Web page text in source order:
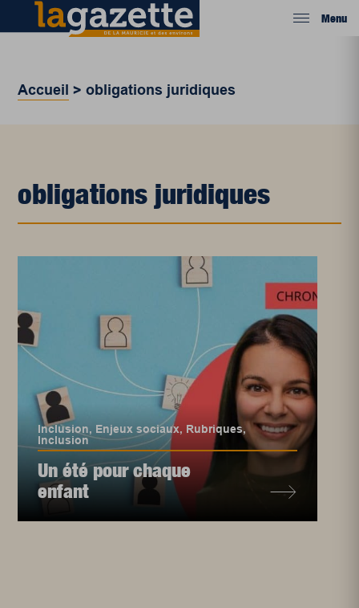
Menu
Accueil >obligations juridiques
obligations juridiques
Inclusion, Enjeux sociaux, Rubriques,
Inclusion
Un été pour chaque
enfant